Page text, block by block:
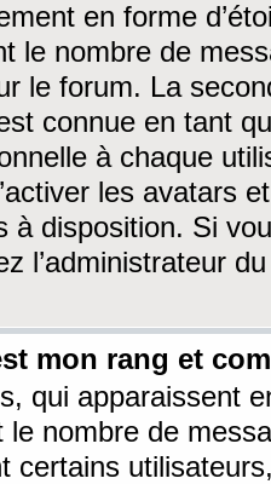
en forme
le nombre de
le forum. La
connue en tant
à chaque
les avatars
à disposition. Si
l’administrateur
mon rang et
qui apparaissent
le nombre de
certains